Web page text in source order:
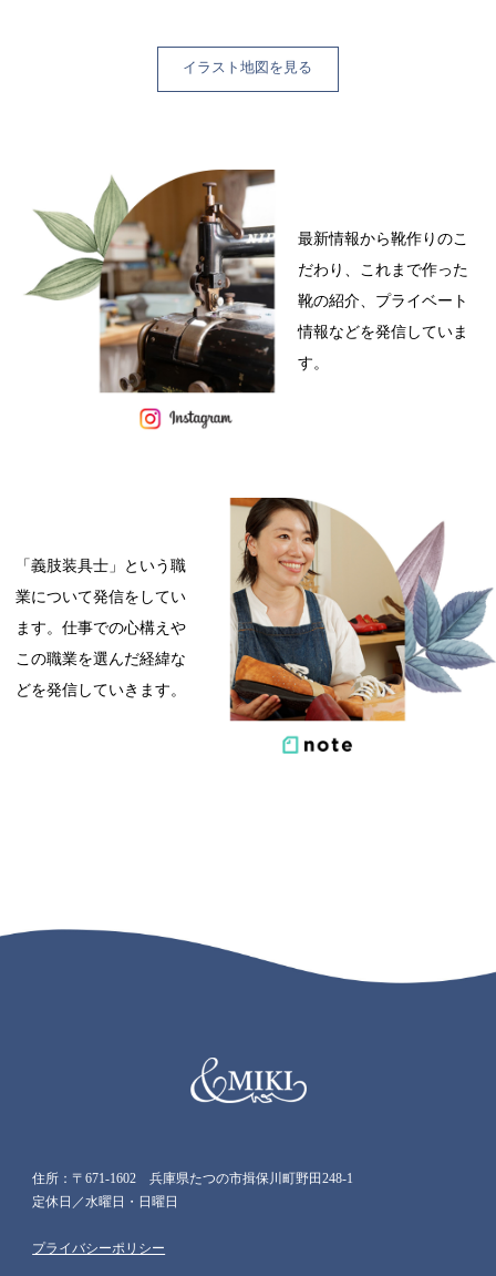
イラスト地図を見る
最新情報から靴作りのこ
だわり、これまで作った
靴の紹介、プライベート
情報などを発信していま
す。
「義肢装具士」という職
業について発信をしてい
ます。仕事での心構えや
この職業を選んだ経緯な
どを発信していきます。
住所：〒671-1602 兵庫県たつの市揖保川町野田248-1
定休日／水曜日・日曜日
プライバシーポリシー